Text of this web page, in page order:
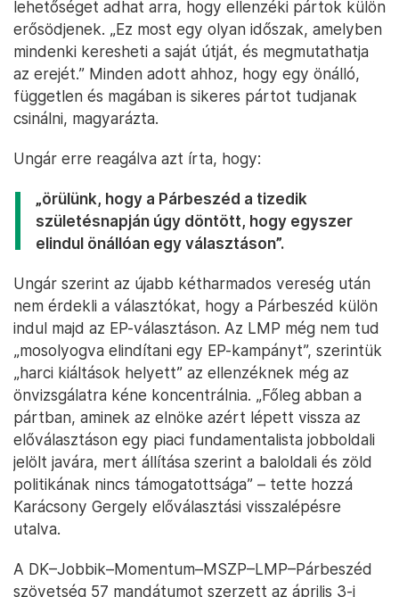
lehetőséget adhat arra, hogy ellenzéki pártok külön
erősödjenek. „Ez most egy olyan időszak, amelyben
mindenki keresheti a saját útját, és megmutathatja
az erejét.” Minden adott ahhoz, hogy egy önálló,
független és magában is sikeres pártot tudjanak
csinálni, magyarázta.
Ungár erre reagálva azt írta, hogy:
„örülünk, hogy a Párbeszéd a tizedik
születésnapján úgy döntött, hogy egyszer
elindul önállóan egy választáson”.
Ungár szerint az újabb kétharmados vereség után
nem érdekli a választókat, hogy a Párbeszéd külön
indul majd az EP-választáson. Az LMP még nem tud
„mosolyogva elindítani egy EP-kampányt”, szerintük
„harci kiáltások helyett” az ellenzéknek még az
önvizsgálatra kéne koncentrálnia. „Főleg abban a
pártban, aminek az elnöke azért lépett vissza az
előválasztáson egy piaci fundamentalista jobboldali
jelölt javára, mert állítása szerint a baloldali és zöld
politikának nincs támogatottsága” – tette hozzá
Karácsony Gergely előválasztási visszalépésre
utalva.
A DK–Jobbik–Momentum–MSZP–LMP–Párbeszéd
szövetség 57 mandátumot szerzett az április 3-i